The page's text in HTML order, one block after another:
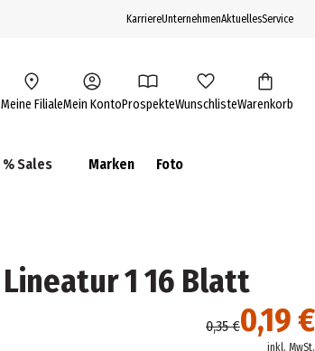
KarriereUnternehmenAktuellesService
Meine FilialeMein KontoProspekteWunschlisteWarenkorb
% Sales Marken Foto
Lineatur 1 16 Blatt
0,19 €
0,35 €
inkl. MwSt.